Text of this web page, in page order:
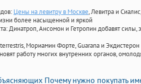
Цены на левитру в Москве, Левитра и
более насыщенной и яркой
: Динатроп, Ансомон и Гетропин добавят
Мориамин Форте, Guarana и
работу многих внутренних органов,
Почему нужно покупать